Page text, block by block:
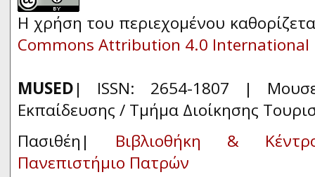
Η χρήση του περιεχομένου
Commons Attribution 4.0 International
MUSED| ISSN: 2654-1807 |
Εκπαίδευσης / Τμήμα Διοίκησης
Πασιθέη| Βιβλιοθήκη &
Πανεπιστήμιο Πατρών